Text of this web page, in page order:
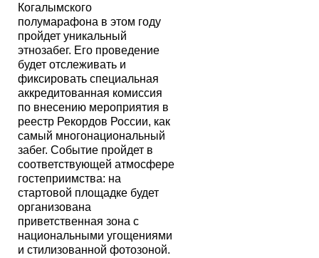
Когалымского
полумарафона в этом году
пройдет уникальный
этнозабег. Его проведение
будет отслеживать и
фиксировать специальная
аккредитованная комиссия
по внесению мероприятия в
реестр Рекордов России, как
самый многонациональный
забег. Событие пройдет в
соответствующей атмосфере
гостеприимства: на
стартовой площадке будет
организована
приветственная зона с
национальными угощениями
и стилизованной фотозоной.